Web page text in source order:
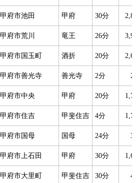
甲府市池田 甲府 30分
甲府市荒川 竜王 26分
甲府市国玉町 酒折 20分
甲府市善光寺 善光寺 2分
甲府市中央 甲府 20分
甲府市住吉 甲斐住吉 4分
甲府市国母 国母 24分
甲府市上石田 甲府 30分
甲府市大里町 甲斐住吉 30分